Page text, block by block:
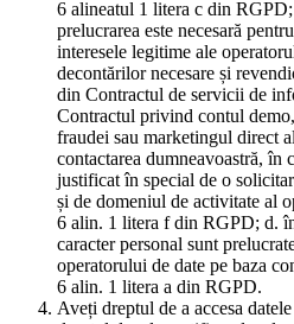
6 alineatul 1 litera c din
prelucrarea este necesară
interesele legitime ale
decontărilor necesare și
din Contractul de servicii de
Contractul privind contul
fraudei sau marketingul direct
contactarea dumneavoastră, în
justificat în special de o
și de domeniul de activitate al
6 alin. 1 litera f din RGPD; d.
caracter personal sunt
operatorului de date pe baza
6 alin. 1 litera a din RGPD.
Aveți dreptul de a accesa